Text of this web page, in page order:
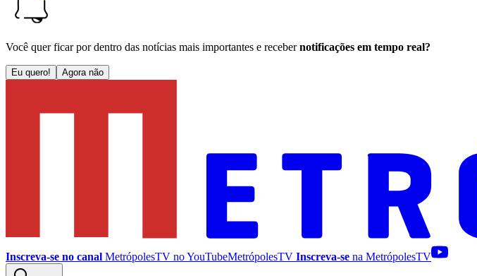
Você quer ficar por dentro das notícias mais importantes e receber notificações em tempo real?
Eu quero! Agora não
Inscreva-se no canal MetrópolesTV noYouTubeMetrópolesTV Inscreva-se na MetrópolesTV